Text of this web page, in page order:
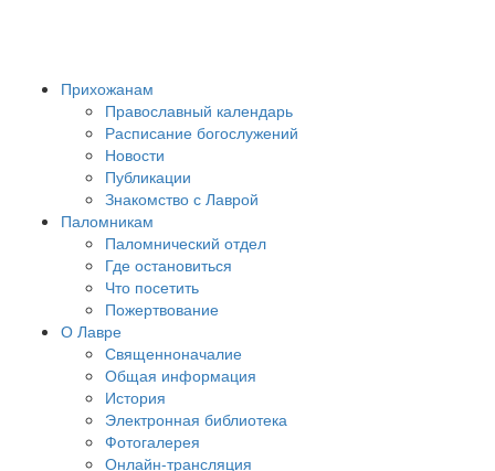
Прихожанам
Православный календарь
Расписание богослужений
Новости
Публикации
Знакомство с Лаврой
Паломникам
Паломнический отдел
Где остановиться
Что посетить
Пожертвование
О Лавре
Священноначалие
Общая информация
История
Электронная библиотека
Фотогалерея
Онлайн-трансляция